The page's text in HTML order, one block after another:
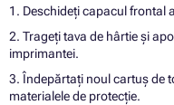
1. Deschideți capacul frontal
2. Trageți tava de hârtie și
imprimantei.
3. Îndepărtați noul cartuș de
materialele de protecție.